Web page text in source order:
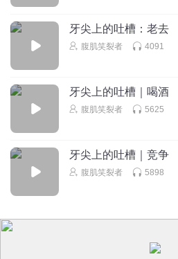
牙尖上的吐槽：老去
腹肌笑裂者 4091
牙尖上的吐槽｜喝酒
腹肌笑裂者 5625
牙尖上的吐槽｜竞争
腹肌笑裂者 5898